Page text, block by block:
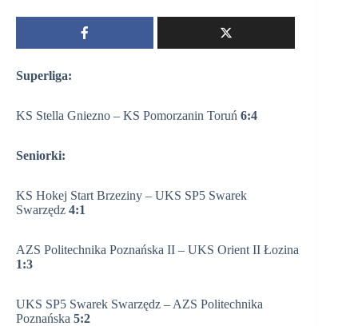
Superliga:
KS Stella Gniezno – KS Pomorzanin Toruń 6:4
Seniorki:
KS Hokej Start Brzeziny – UKS SP5 Swarek
Swarzędz 4:1
AZS Politechnika Poznańska II – UKS Orient II Łozina
1:3
UKS SP5 Swarek Swarzędz – AZS Politechnika
Poznańska 5:2